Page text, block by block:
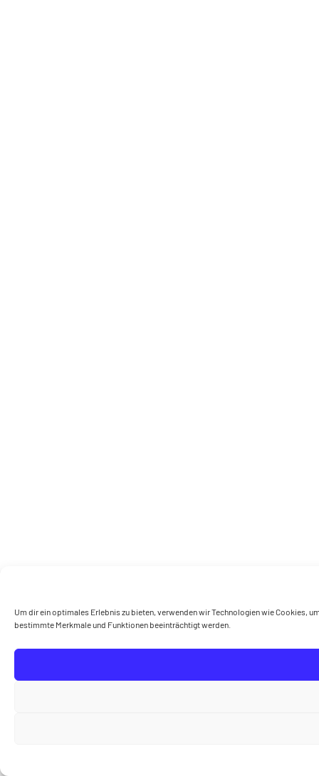
Um dir ein optimales Erlebnis zu bieten, verwenden wir Technologien wie Cookies,
bestimmte Merkmale und Funktionen beeinträchtigt werden.